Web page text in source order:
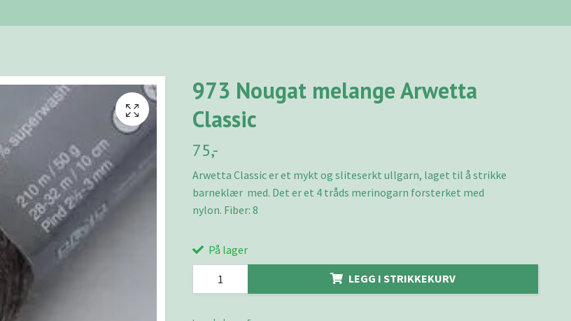
973 Nougat melange Arwetta
Classic
75,-
Arwetta Classic er et mykt og sliteserkt ullgarn, laget til å strikke
barneklær med. Det er et 4 tråds merinogarn forsterket med
nylon. Fiber: 8
På lager
LEGG I STRIKKEKURV